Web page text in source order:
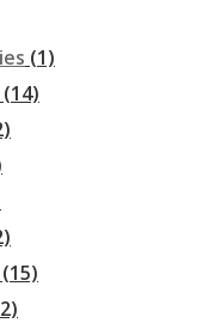
(1)
(14)